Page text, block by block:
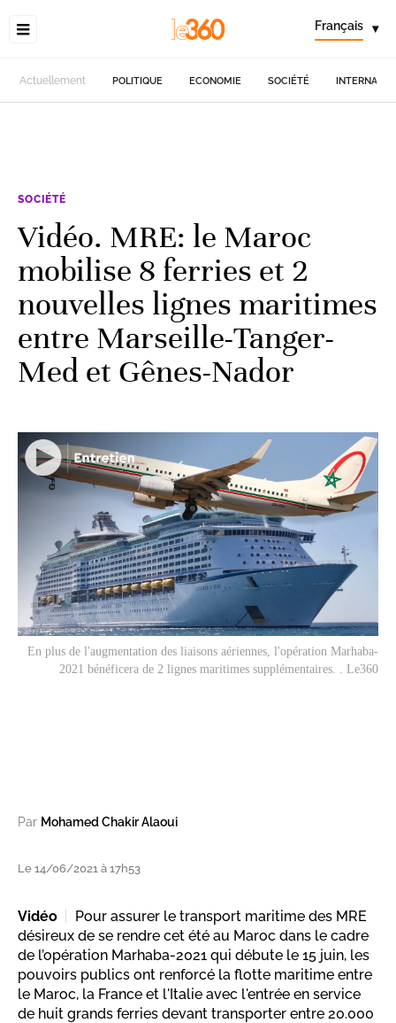
Français ▾
Actuellement POLITIQUE ECONOMIE SOCIÉTÉ
SOCIÉTÉ
Vidéo. MRE: le Maroc
mobilise 8 ferries et 2
nouvelles lignes maritimes
entre Marseille-Tanger-
Med et Gênes-Nador
En plus de l'augmentation des liaisons aériennes, l'opération Marhaba-
2021 bénéficera de 2 lignes maritimes supplémentaires. . Le360
Par Mohamed Chakir Alaoui
Le 14/06/2021 à 17h53
Vidéo
Pour assurer le transport maritime des MRE
désireux de se rendre cet été au Maroc dans le cadre
de l’opération Marhaba-2021 qui débute le 15 juin, les
pouvoirs publics ont renforcé la flotte maritime entre
le Maroc, la France et l'Italie avec l'entrée en service
de huit grands ferries devant transporter entre 20.000